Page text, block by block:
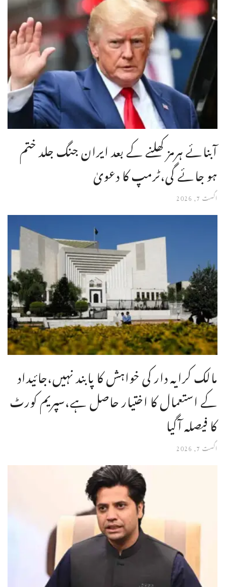
آبنائے ہرمز کھلنے کے بعد ایران جنگ جلد ختم
ہو جائے گی،ٹرمپ کا دعویٰ
اگست 7, 2026
مالک کرایہ دار کی خواہش کا پابند نہیں،جائیداد
کے استعمال کا اختیار حاصل ہے،سپریم کورٹ
کا فیصلہ آگیا
اگست 7, 2026